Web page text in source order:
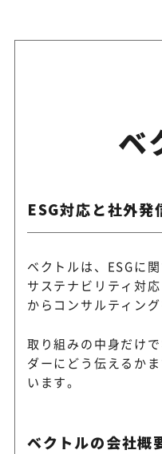
ベ
ESG対応と社外発
ベクトルは、ESGに
サステナビリティ対
からコンサルティン
取り組みの中身だけ
ダーにどう伝えるか
います。
ベクトルの会社概